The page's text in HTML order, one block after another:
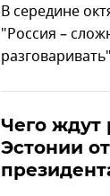
В середине
"Россия –
Чего ждут
Эстонии